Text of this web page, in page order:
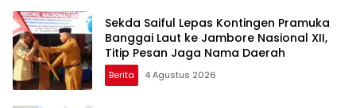
Sekda Saiful Lepas Kontingen Pramuka
Banggai Laut ke Jambore Nasional XII,
Titip Pesan Jaga Nama Daerah
Berita 4 Agustus 2026